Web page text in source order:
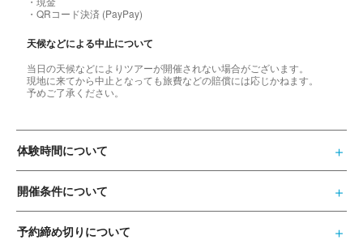
・QRコード決済 (PayPay)
天候などによる中止について
当日の天候などによりツアーが開催されない場合がございます。
現地に来てから中止となっても旅費などの賠償には応じかねます。
予めご了承ください。
体験時間について
開催条件について
予約締め切りについて